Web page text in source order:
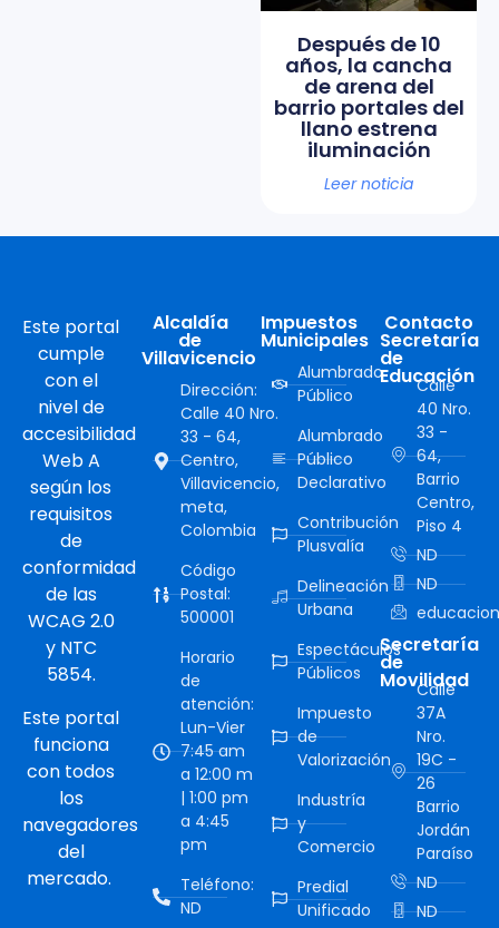
Después de 10
años, la cancha
de arena del
barrio portales del
llano estrena
iluminación
Leer noticia
Este portal
cumple
con el
nivel de
accesibilidad
Web A
según los
requisitos
de
conformidad
de las
WCAG 2.0
y NTC
5854.
Este portal
funciona
con todos
los
navegadores
del
mercado.
Alcaldía
de
Villavicencio
Dirección:
Calle 40 Nro.
33 - 64,
Centro,
Villavicencio,
meta,
Colombia
Código
Postal:
500001
Horario
de
atención:
Lun-Vier
7:45 am
a 12:00 m
| 1:00 pm
a 4:45
pm
Teléfono:
ND
Impuestos
Municipales
Alumbrado
Público
Alumbrado
Público
Declarativo
Contribución
Plusvalía
Delineación
Urbana
Espectáculos
Públicos
Impuesto
de
Valorización
Industría
y
Comercio
Predial
Unificado
Contacto
Secretaría
de
Educación
Calle
40 Nro.
33 -
64,
Barrio
Centro,
Piso 4
ND
ND
Secretaría
de
Movilidad
Calle
37A
Nro.
19C -
26
Barrio
Jordán
Paraíso
ND
ND